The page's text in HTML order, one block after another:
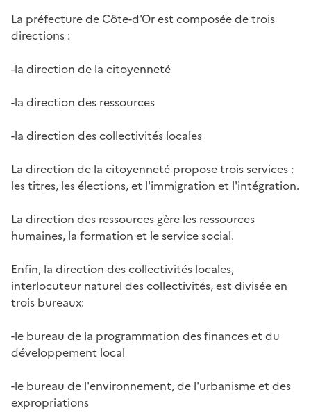
La préfecture de Côte-d'Or est composée de trois
directions :
-la direction de la citoyenneté
-la direction des ressources
-la direction des collectivités locales
La direction de la citoyenneté propose trois services :
les titres, les élections, et l'immigration et l'intégration.
La direction des ressources gère les ressources
humaines, la formation et le service social.
Enfin, la direction des collectivités locales,
interlocuteur naturel des collectivités, est divisée en
trois bureaux:
-le bureau de la programmation des finances et du
développement local
-le bureau de l'environnement, de l'urbanisme et des
expropriations